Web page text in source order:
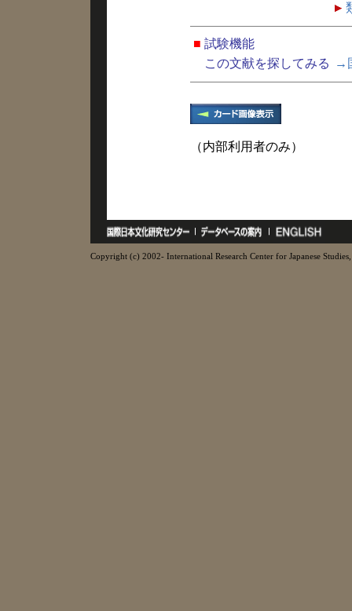
■ 試験機能
この文献を探してみる
→
（内部利用者のみ）
Copyright (c) 2002- International Research Center for Japanese